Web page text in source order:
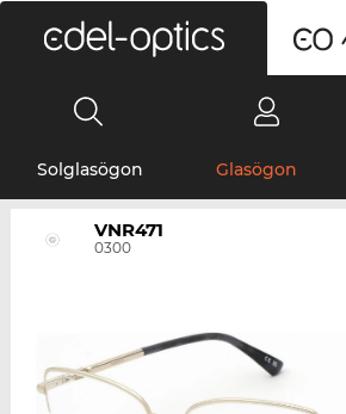
Solglasögon Glasögon
VNR471
0300